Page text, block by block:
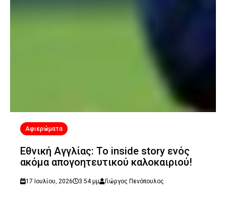
Αφιερώματα
Εθνική Αγγλίας: Το inside story ενός
ακόμα απογοητευτικού καλοκαιριού!
17 Ιουλίου, 2026 3:54 μμ Γιώργος Πενόπουλος